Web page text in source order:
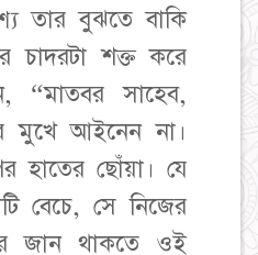
তার বুঝতে বাকি
চাদরটা শক্ত করে
“মাতবর সাহেব,
মুখে আইনেন না।
হাতের ছোঁয়া। যে
বেচে, সে নিজের
জান থাকতে ওই